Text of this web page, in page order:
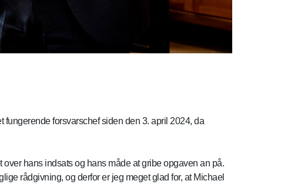
forsvarschef siden den 3. april 2024, da
hans indsats og hans måde at gribe opgaven an på.
rådgivning, og derfor er jeg meget glad for, at Michael